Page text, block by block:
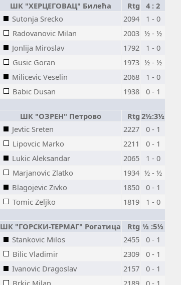
ШК "ХЕРЦЕГОВАЦ" Билећа Rtg
4 : 2
Sutonja Srecko 2094
1 - 0
Radovanovic Milan 2003 ½ - ½
Jonlija Miroslav 1792
1 - 0
Gusic Goran 1973 ½ - ½
Milicevic Veselin 2068
1 - 0
Babic Dusan 1938
0 - 1
ШК "ОЗРЕН" Петрово Rtg 2½:3½
Jevtic Sreten 2227
0 - 1
Lipovcic Marko 2211
0 - 1
Lukic Aleksandar 2065
1 - 0
Marjanovic Zlatko 1934 ½ - ½
Blagojevic Zivko 1850
0 - 1
Tomic Zeljko 1819
1 - 0
ШК "ГОРСКИ-ТЕРМАГ" Рогатица Rtg ½ :5½
Stankovic Milos 2455
0 - 1
Bilic Vladimir 2309
0 - 1
Ivanovic Dragoslav 2157
0 - 1
Brkic Milan 2189 0 - 1